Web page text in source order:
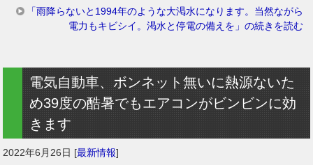
「雨降らないと1994年のような大渇水になります。当然ながら
電力もキビシイ。渇水と停電の備えを」の続きを読む
電気自動車、ボンネット無いに熱源ないた
め39度の酷暑でもエアコンがビンビンに効
きます
2022年6月26日 [最新情報]